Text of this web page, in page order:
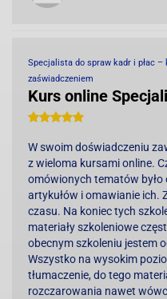
Specjalista do spraw kadr i płac –
zaświadczeniem
Kurs online
W swoim doświadczeniu
z wieloma kursami online.
omówionych tematów było
artykułów i omawianie ich.
czasu. Na koniec tych
materiały szkoleniowe
obecnym szkoleniu jestem
Wszystko na wysokim
tłumaczenie, do tego
rozczarowania nawet